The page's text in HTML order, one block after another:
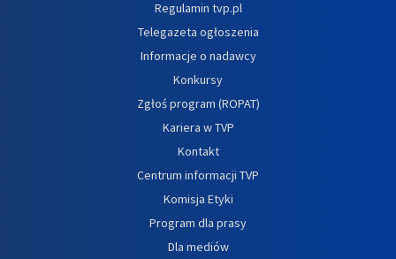
Regulamin tvp.pl
Telegazeta ogłoszenia
Informacje o nadawcy
Konkursy
Zgłoś program (ROPAT)
Kariera w TVP
Kontakt
Centrum informacji TVP
Komisja Etyki
Program dla prasy
Dla mediów